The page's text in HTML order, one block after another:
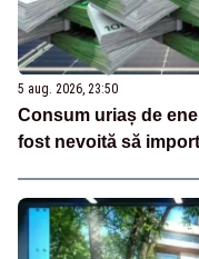
5 aug. 2026, 23:50
Consum uriaș de
fost nevoită să